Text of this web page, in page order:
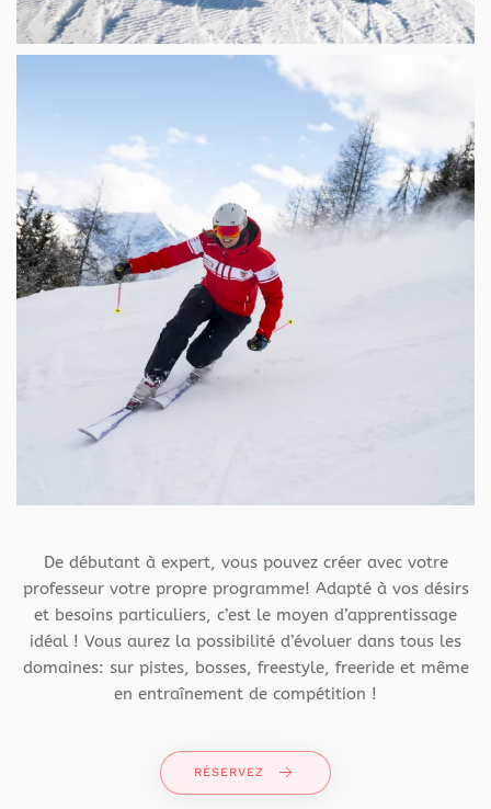
De débutant à expert, vous pouvez créer avec votre
professeur votre propre programme! Adapté à vos désirs
et besoins particuliers, c’est le moyen d’apprentissage
idéal ! Vous aurez la possibilité d’évoluer dans tous les
domaines: sur pistes, bosses, freestyle, freeride et même
en entraînement de compétition !
RÉSERVEZ